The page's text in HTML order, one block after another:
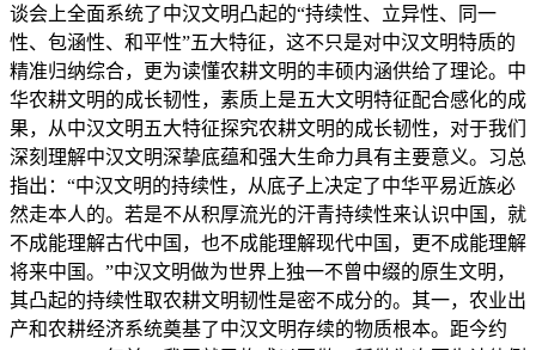
谈会上全面系统了中汉文明凸起的“持续性、立异性、同一
性、包涵性、和平性”五大特征，这不只是对中汉文明特质的
精准归纳综合，更为读懂农耕文明的丰硕内涵供给了理论。中
华农耕文明的成长韧性，素质上是五大文明特征配合感化的成
果，从中汉文明五大特征探究农耕文明的成长韧性，对于我们
深刻理解中汉文明深挚底蕴和强大生命力具有主要意义。习总
指出：“中汉文明的持续性，从底子上决定了中华平易近族必
然走本人的。若是不从积厚流光的汗青持续性来认识中国，就
不成能理解古代中国，也不成能理解现代中国，更不成能理解
将来中国。”中汉文明做为世界上独一不曾中缀的原生文明，
其凸起的持续性取农耕文明韧性是密不成分的。其一，农业出
产和农耕经济系统奠基了中汉文明存续的物质根本。距今约